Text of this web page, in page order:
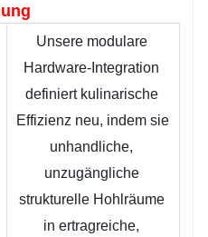
Unsere modulare
Hardware-Integration
definiert kulinarische
Effizienz neu, indem sie
unhandliche,
unzugängliche
strukturelle Hohlräume
in ertragreiche,